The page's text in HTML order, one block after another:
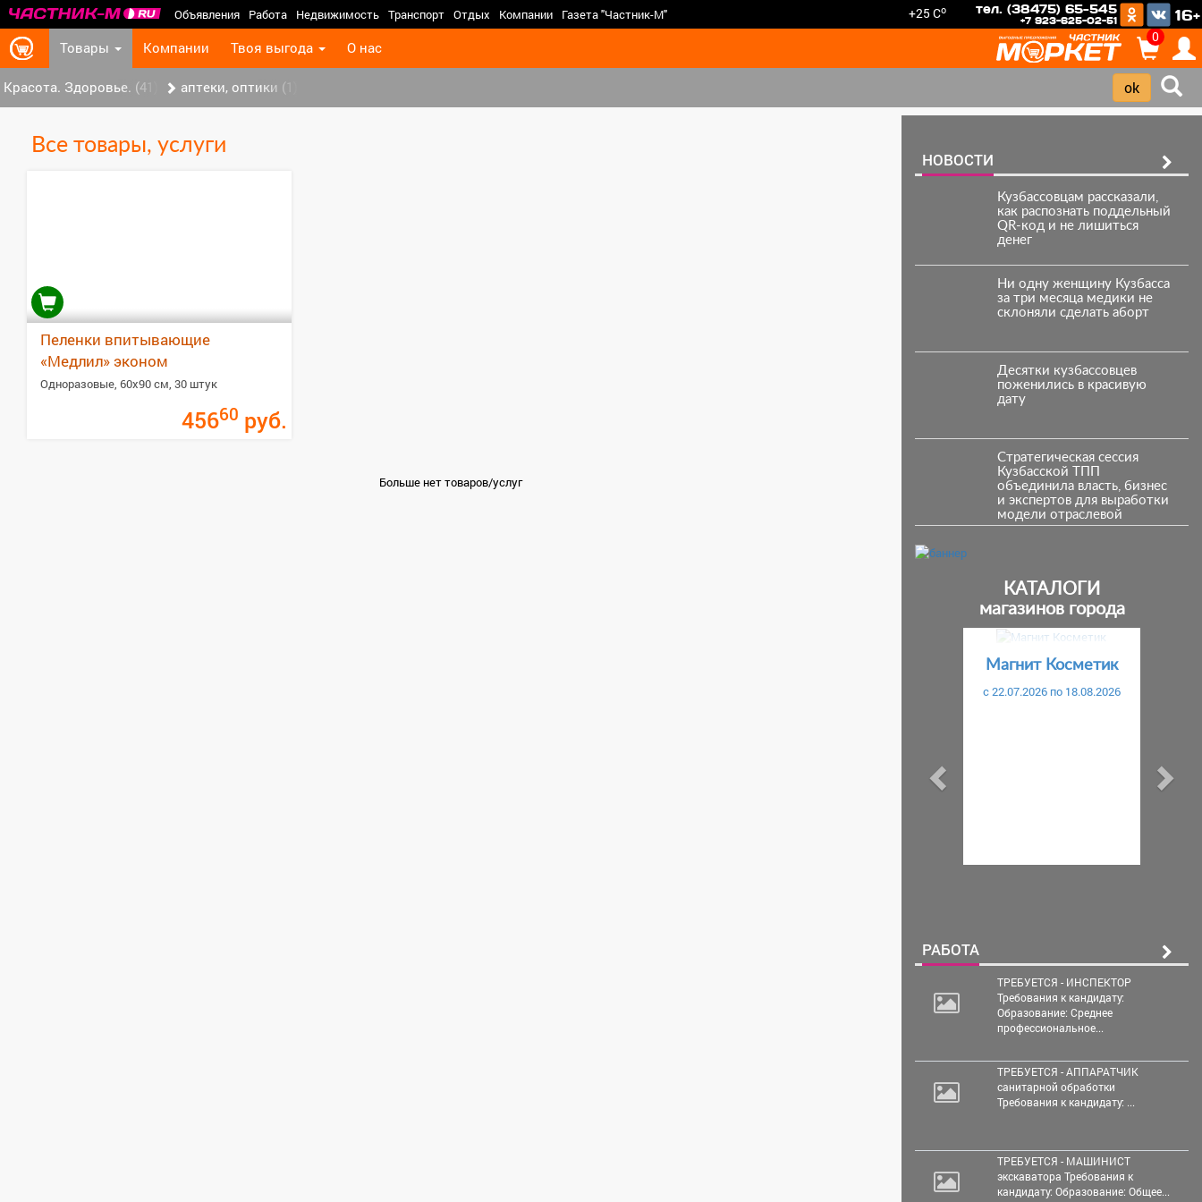
Объявления Работа Недвижимость Транспорт Отдых Компании Газета "Частник-М" +25 Co тел. (38475) 65-545
+7 923-625-02-51 16+
Товары Компании Твоя выгода О нас
0
>
Красота. Здоровье. (41) аптеки, оптики (1)
Все товары, услуги
Пеленки впитывающие
«Медлил» эконом
Одноразовые, 60х90 см, 30 штук
45660 руб.
Больше нет товаров/услуг
НОВОСТИ
Кузбассовцам рассказали,
как распознать поддельный
QR-код и не лишиться
денег
Ни одну женщину Кузбасса
за три месяца медики не
склоняли сделать аборт
Десятки кузбассовцев
поженились в красивую
дату
Стратегическая сессия
Кузбасской ТПП
объединила власть, бизнес
и экспертов для выработки
модели отраслевой
кооперации.
КАТАЛОГИ
магазинов города
Магнит Косметик
c 22.07.2026 по 18.08.2026
Предыдущий
РАБОТА
ТРЕБУЕТСЯ - ИНСПЕКТОР
Требования к кандидату:
Образование: Среднее
профессиональное...
ТРЕБУЕТСЯ - АППАРАТЧИК
санитарной обработки
Требования к кандидату: ...
ТРЕБУЕТСЯ - МАШИНИСТ
экскаватора Требования к
кандидату: Образование: Общее...